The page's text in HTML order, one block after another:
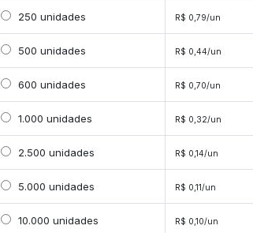
Selecionar 250 unidades
250 unidades R$ 0,79/un
Selecionar 500 unidades
500 unidades R$ 0,44/un
Selecionar 600 unidades
600 unidades R$ 0,70/un
Selecionar 1000 unidades
1.000 unidades R$ 0,32/un
Selecionar 2500 unidades
2.500 unidades R$ 0,14/un
Selecionar 5000 unidades
5.000 unidades R$ 0,11/un
Selecionar 10000 unidades
10.000 unidades R$ 0,10/un